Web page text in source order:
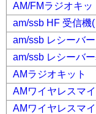
AM/FMラジオキッ
am/ssb HF 受信
am/ssb レシーバ
am/ssb レシーバ
AMラジオキッ
AMワイヤレスマ
AMワイヤレスマ